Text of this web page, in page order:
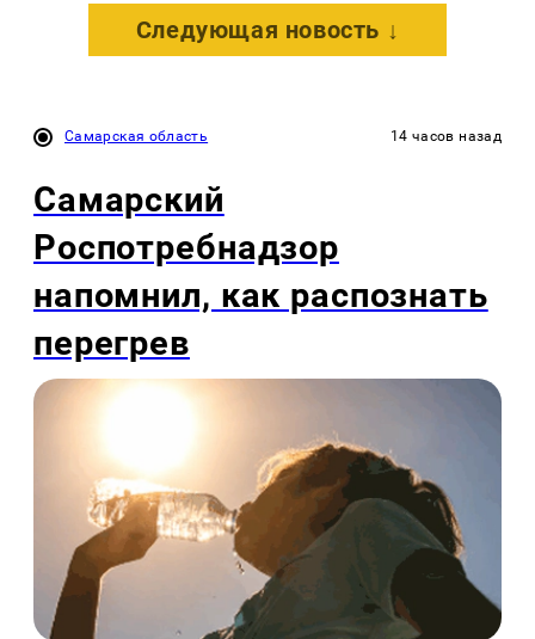
Следующая новость ↓
Самарская область 14 часов назад
Самарский
Роспотребнадзор
напомнил, как распознать
перегрев